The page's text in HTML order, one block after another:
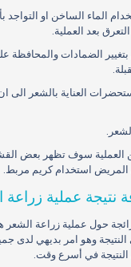
الماء الساخن او التواجد
بعد العملية.
الضمادات والمحافظة
العناية بالشعر الى
العملية سوف تظهر بعض
استخدام كريم مربط.
نتيجة عملية زراعة
حول عملية زراعة الشعر
وهو امر بديهي لدى
في أسرع وقت.